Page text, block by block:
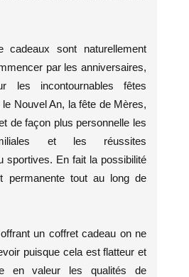
cadeaux sont naturellement
par les anniversaires,
les incontournables fêtes
Nouvel An, la fête de Mères,
de façon plus personnelle les
et les réussites
sportives. En fait la possibilité
permanente tout au long de
un coffret cadeau on ne
puisque cela est flatteur et
en valeur les qualités de